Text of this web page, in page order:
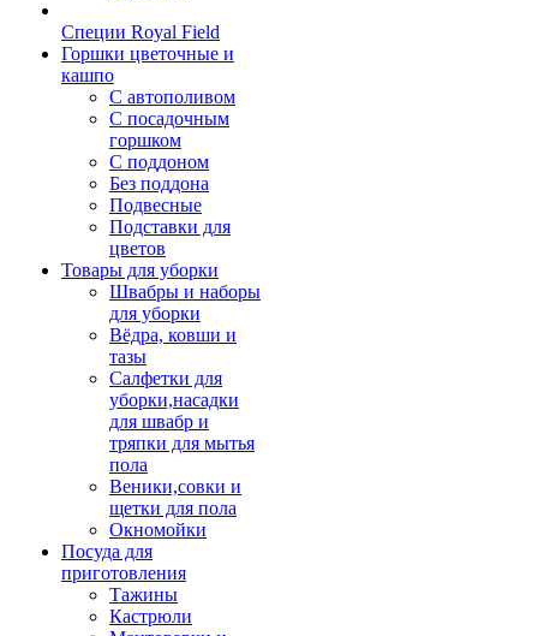
Специи Royal Field
Горшки цветочные и
кашпо
С автополивом
С посадочным
горшком
С поддоном
Без поддона
Подвесные
Подставки для
цветов
Товары для уборки
Швабры и наборы
для уборки
Вёдра, ковши и
тазы
Салфетки для
уборки,насадки
для швабр и
тряпки для мытья
пола
Веники,совки и
щетки для пола
Окномойки
Посуда для
приготовления
Тажины
Кастрюли